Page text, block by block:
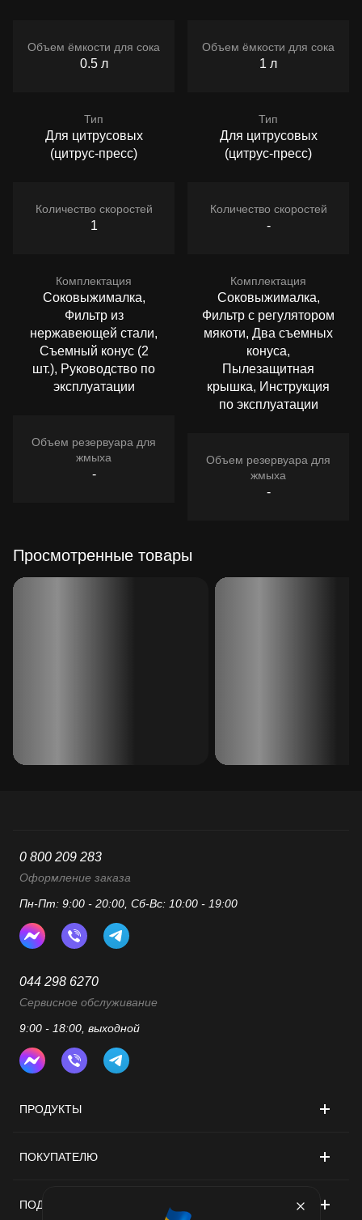
Объем ёмкости для сока
0.5 л
Тип
Для цитрусовых
(цитрус-пресс)
Количество скоростей
1
Комплектация
Соковыжималка,
Фильтр из
нержавеющей стали,
Съемный конус (2
шт.), Руководство по
эксплуатации
Объем резервуара для
жмыха
-
Объем ёмкости для сока
1 л
Тип
Для цитрусовых
(цитрус-пресс)
Количество скоростей
-
Комплектация
Соковыжималка,
Фильтр с регулятором
мякоти, Два съемных
конуса,
Пылезащитная
крышка, Инструкция
по эксплуатации
Объем резервуара для
жмыха
-
Просмотренные товары
ПРОДУКТЫ
ПОКУПАТЕЛЮ
ПОДДЕРЖКА
0 800 209 283
Оформление заказа
Пн-Пт: 9:00 - 20:00, Сб-Вс: 10:00 - 19:00
044 298 6270
Сервисное обслуживание
9:00 - 18:00, выходной